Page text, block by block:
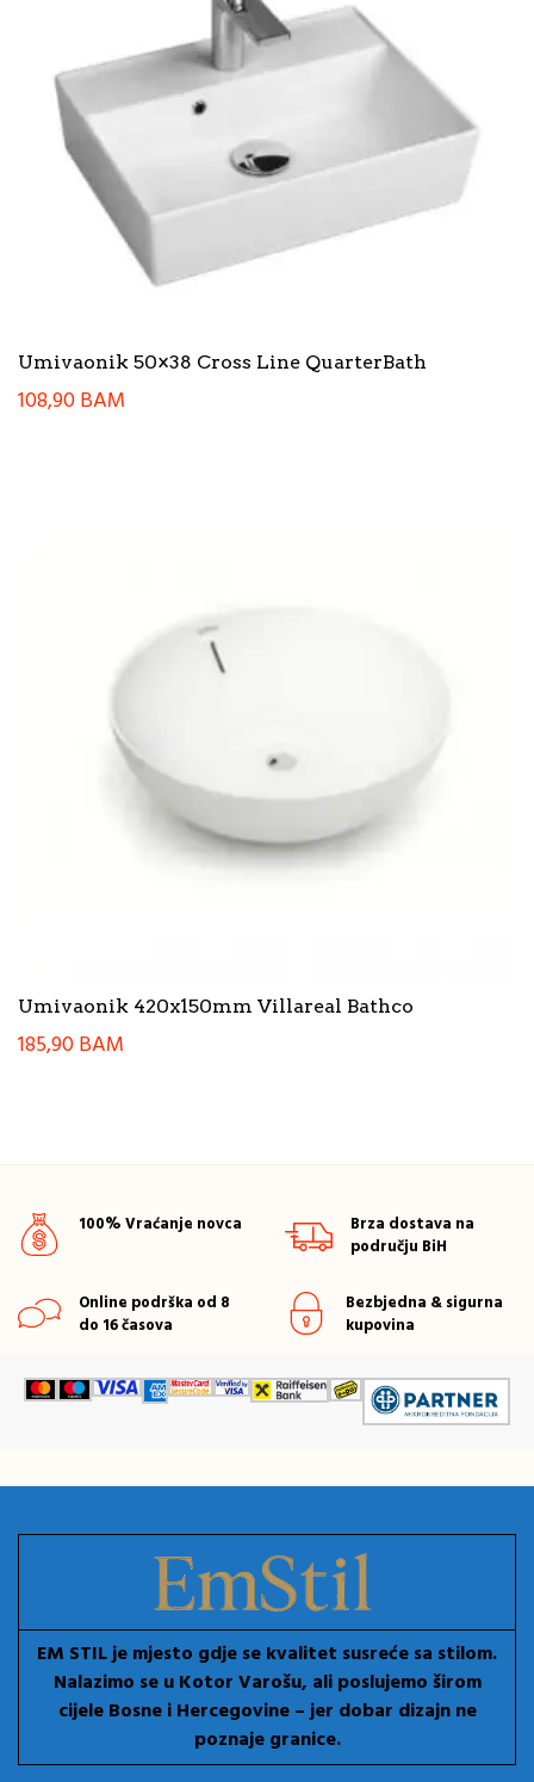
Umivaonik 50×38 Cross Line QuarterBath
108,90BAM
Umivaonik 420x150mm Villareal Bathco
185,90BAM
100% Vraćanje novca
Brza dostava na
području BiH
Online podrška od 8
do 16 časova
Bezbjedna & sigurna
kupovina
EM STIL je mjesto gdje se kvalitet susreće sa stilom.
Nalazimo se u Kotor Varošu, ali poslujemo širom
cijele Bosne i Hercegovine – jer dobar dizajn ne
poznaje granice.